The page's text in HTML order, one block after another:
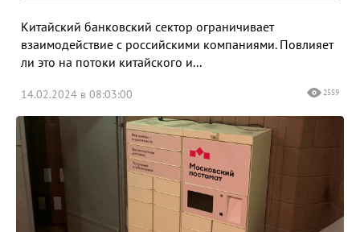
Китайский банковский сектор ограничивает
взаимодействие с российскими компаниями. Повлияет
ли это на потоки китайского и...
14.02.2024 в 08:03:00 2559